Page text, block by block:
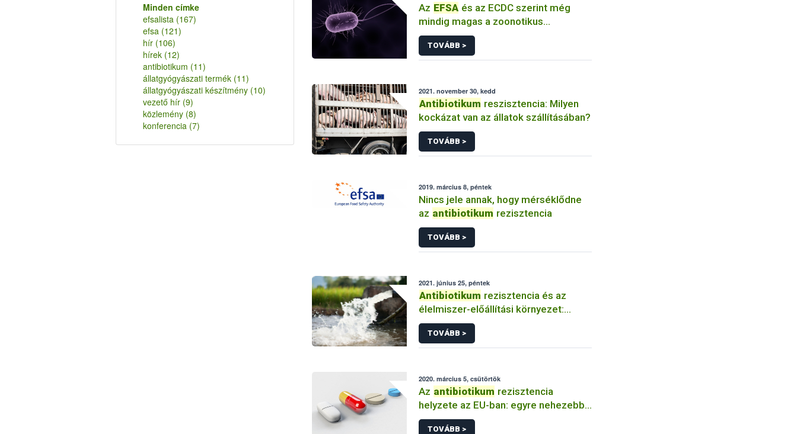
Minden címke
efsalista (167)
efsa (121)
hír (106)
hírek (12)
antibiotikum (11)
állatgyógyászati termék (11)
állatgyógyászati készítmény (10)
vezető hír (9)
közlemény (8)
konferencia (7)
Az EFSA és az ECDC szerint még
mindig magas a zoonotikus
baktériumok antibiotikumokkal
TOVÁBB >
2021. november 30, kedd
Antibiotikum reszisztencia: Milyen
kockázat van az állatok szállításában?
TOVÁBB >
2019. március 8, péntek
Nincs jele annak, hogy mérséklődne
az antibiotikum rezisztencia
TOVÁBB >
2021. június 25, péntek
Antibiotikum rezisztencia és az
élelmiszer-előállítási környezet:
források és ellenőrzési
TOVÁBB >
2020. március 5, csütörtök
Az antibiotikum rezisztencia
helyzete az EU-ban: egyre nehezebb
az élelmiszer eredetű
TOVÁBB >